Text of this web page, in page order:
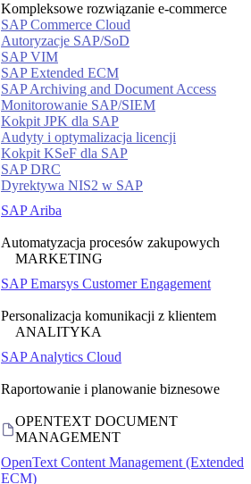
Kompleksowe rozwiązanie e-commerce
SAP Commerce Cloud
Autoryzacje SAP/SoD
SAP VIM
SAP Extended ECM
SAP Archiving and Document Access
Monitorowanie SAP/SIEM
Kokpit JPK dla SAP
Audyty i optymalizacja licencji
Kokpit KSeF dla SAP
SAP DRC
Dyrektywa NIS2 w SAP
SAP Ariba
Automatyzacja procesów zakupowych
MARKETING
SAP Emarsys Customer Engagement
Personalizacja komunikacji z klientem
ANALITYKA
SAP Analytics Cloud
Raportowanie i planowanie biznesowe
OPENTEXT DOCUMENT
MANAGEMENT
OpenText Content Management (Extended
ECM)